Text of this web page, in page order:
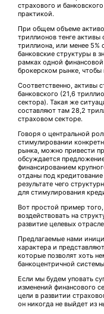
страхового и
практикой.
При общем объеме
триллионов тенге
триллиона, или менее
банковские структуры в
рамках одной
брокерском рынке,
Соответственно, активы
банковского (21,6
сектора). Такая же
составляют там 28,2
страховом секторе.
Говоря о центральной
стимулировании
рынка, можно привести
обсуждается
финансированием
отданы под
результате чего
для стимулирования
Вот простой пример
воздействовать на
развитие целевых
Предлагаемые нами
характера и
которые позволят хоть
банкоцентричной
Если мы будем уповать
изменений финансового
цели в развитии
он никогда не выйдет из